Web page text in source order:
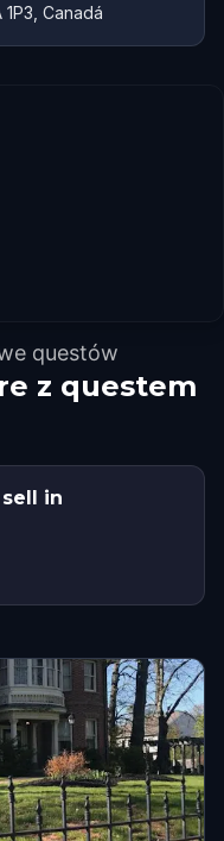
Canadá
questów
z questem
in